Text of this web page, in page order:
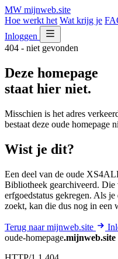
MW mijnweb.site
Hoe werkt het Wat krijg je
Inloggen
404 - niet gevonden
Deze homepage
staat hier niet.
Misschien is het adres
bestaat deze oude homepage
Wist je dit?
Een deel van de oude
Bibliotheek gearchiveerd.
erfgoedstatus gekregen. Als
zoekt, kan die dus nog in een
Terug naar mijnweb.site
oude-homepage.mijnweb.site